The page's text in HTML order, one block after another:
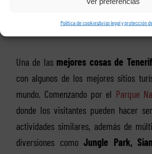
Política de cookiesAviso legal y protección
Tenerife
Una de las mejores cosas de
con algunos de los mejores sitios
mundo. Comenzando por el Parque
donde los visitantes pueden hacer
actividades similares, además de
diversiones comoJungle Park,